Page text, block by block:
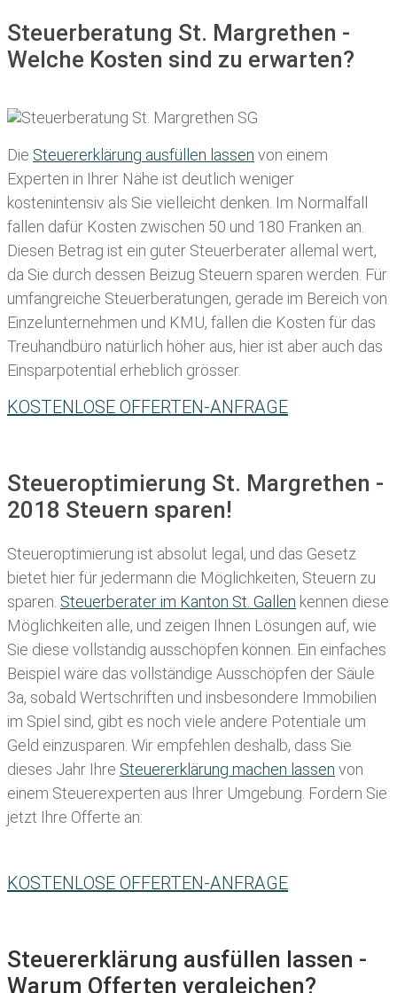
Steuerberatung St. Margrethen -
Welche Kosten sind zu erwarten?
Die Steuererklärung ausfüllen lassen von einem
Experten in Ihrer Nähe ist deutlich weniger
kostenintensiv als Sie vielleicht denken. Im Normalfall
fallen dafür Kosten zwischen 50 und 180 Franken an.
Diesen Betrag ist ein guter Steuerberater allemal wert,
da Sie durch dessen Beizug Steuern sparen werden. Für
umfangreiche Steuerberatungen, gerade im Bereich von
Einzelunternehmen und KMU, fallen die Kosten für das
Treuhandbüro natürlich höher aus, hier ist aber auch das
Einsparpotential erheblich grösser.
KOSTENLOSE OFFERTEN-ANFRAGE
Steueroptimierung St. Margrethen -
2018 Steuern sparen!
Steueroptimierung ist absolut legal, und das Gesetz
bietet hier für jedermann die Möglichkeiten, Steuern zu
sparen. Steuerberater im K anton St. Gallen kennen diese
Möglichkeiten alle, und zeigen Ihnen Lösungen auf, wie
Sie diese vollständig ausschöpfen können. Ein einfaches
Beispiel wäre das vollständige Ausschöpfen der Säule
3a, sobald Wertschriften und insbesondere Immobilien
im Spiel sind, gibt es noch viele andere Potentiale um
Geld einzusparen. Wir empfehlen deshalb, dass Sie
dieses Jahr Ihre Steuererklärung machen lassen von
einem Steuerexperten aus Ihrer Umgebung. Fordern Sie
jetzt Ihre Offerte an:
KOSTENLOSE OFFERTEN-ANFRAGE
Steuererklärung ausfüllen lassen -
Warum Offerten vergleichen?